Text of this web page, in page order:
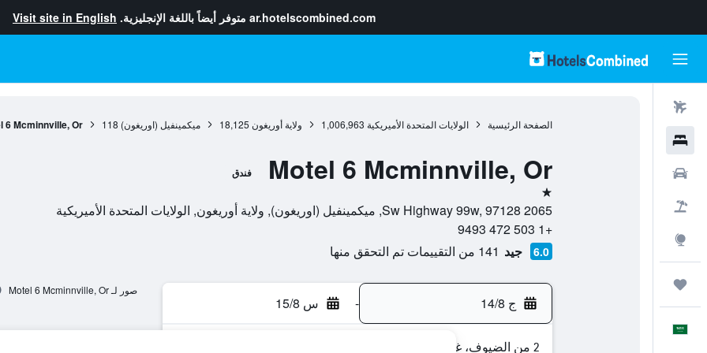
ar.hotelscombined.com متوفر أيضاً باللغة الإنجليزية. Visit site in English
الصفحة الرئيسية الولايات المتحدة الأميريكية 1,006,963 ولاية أوريغون 18,125 ميكمينفيل (اوريغون) 118
6 Mcminnville, Or
Motel 6 Mcminnville, Or فندق
نجمة واحدة
2065 Sw Highway 99w, 97128, ميكمينفيل (اوريغون), ولاية أوريغون, الولايات المتحدة الأميريكية
+1 503 472 9493
6.0 جيد 141 من التقييمات تم التحقق منها
ج 14/8 - س 15/8
2 من الضيوف، غرفة واحدة
صور لـ Motel 6 Mcminnville, Or